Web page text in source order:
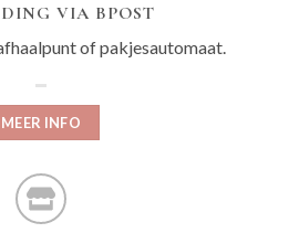
VIA BPOST
of pakjesautomaat.
MEER INFO